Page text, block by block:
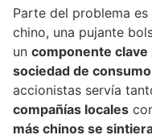
Parte del problema
chino, una pujante
un componente clave
sociedad de consumo
accionistas servía
compañías locales
más chinos se